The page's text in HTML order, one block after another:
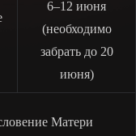
6–12 июня
(необходимо
забрать до 20
июня)
Матери